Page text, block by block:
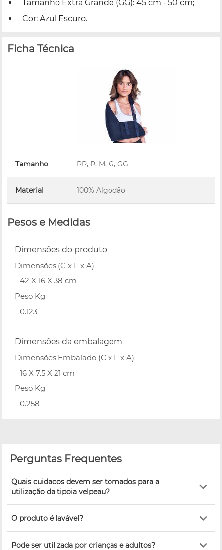
Tamanho Extra Grande (GG): 45 cm - 50 cm;
Cor: Azul Escuro.
Ficha Técnica
Tamanho PP, P, M, G, GG
Material 100% Algodão
Pesos e Medidas
Dimensões do produto
Dimensões (C x L x A)
42 X 16 X 38 cm
Peso Kg
0.123
Dimensões da embalagem
Dimensões Embalado (C x L x A)
16 X 7.5 X 21 cm
Peso Kg
0.258
Perguntas Frequentes
Quais cuidados devem ser tomados para a
utilização da tipoia velpeau?
O produto é lavável?
Pode ser utilizada por crianças e adultos?